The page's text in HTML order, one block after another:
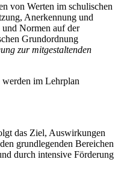
von Werten im schulischen
Anerkennung und
Normen auf der
Grundordnung
zur mitgestaltenden
im Lehrplan
das Ziel, Auswirkungen
grundlegenden Bereichen
durch intensive Förderung